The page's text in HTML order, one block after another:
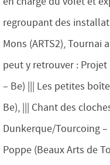
regroupant des
Mons (ARTS2), Tournai
peut y retrouver : Projet
– Be) ||| Les petites
Be), ||| Chant des
Dunkerque/Tourcoing –
Poppe (Beaux Arts de